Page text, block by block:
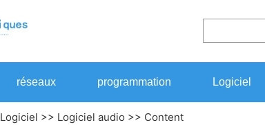
réseaux programmation Logiciel
Logiciel >> Logiciel audio >> Content